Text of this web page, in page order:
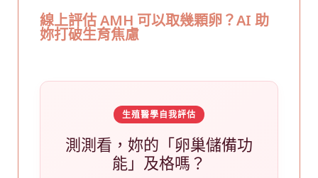
線上評估 AMH 可以取幾顆卵？AI 助
妳打破生育焦慮
生殖醫學自我評估
測測看，妳的「卵巢儲備功
能」及格嗎？